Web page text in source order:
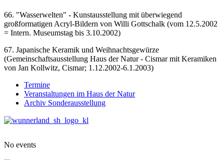
66. "Wasserwelten" - Kunstausstellung mit überwiegend
großformatigen Acryl-Bildern von Willi Gottschalk (vom 12.5.2002
= Intern. Museumstag bis 3.10.2002)
67. Japanische Keramik und Weihnachtsgewürze
(Gemeinschaftsausstellung Haus der Natur - Cismar mit Keramiken
von Jan Kollwitz, Cismar; 1.12.2002-6.1.2003)
Termine
Veranstaltungen im Haus der Natur
Archiv Sonderausstellung
No events